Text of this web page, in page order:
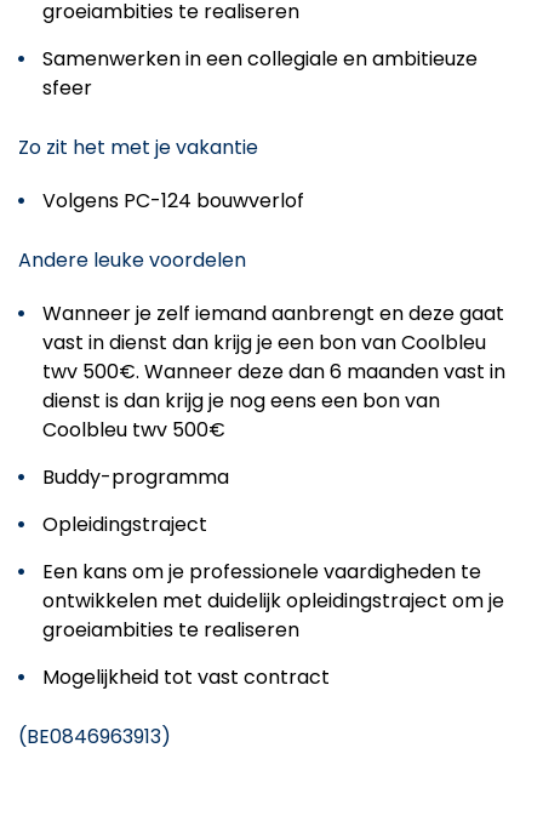
groeiambities te realiseren
Samenwerken in een collegiale en ambitieuze
sfeer
Zo zit het met je vakantie
Volgens PC-124 bouwverlof
Andere leuke voordelen
Wanneer je zelf iemand aanbrengt en deze gaat
vast in dienst dan krijg je een bon van Coolbleu
twv 500€. Wanneer deze dan 6 maanden vast in
dienst is dan krijg je nog eens een bon van
Coolbleu twv 500€
Buddy-programma
Opleidingstraject
Een kans om je professionele vaardigheden te
ontwikkelen met duidelijk opleidingstraject om je
groeiambities te realiseren
Mogelijkheid tot vast contract
(BE0846963913)